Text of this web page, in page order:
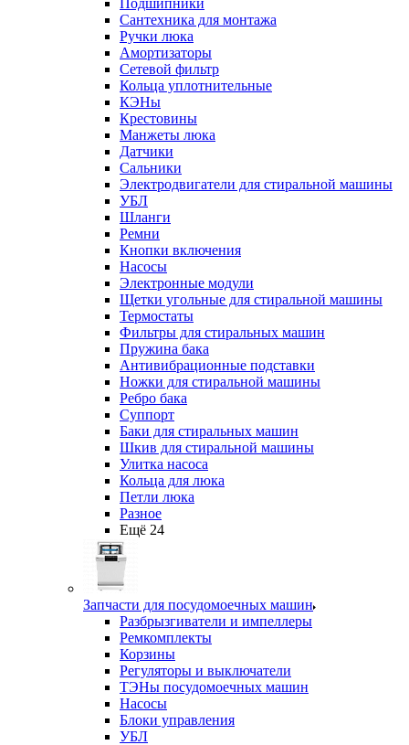
Подшипники
Сантехника для монтажа
Ручки люка
Амортизаторы
Сетевой фильтр
Кольца уплотнительные
КЭНы
Крестовины
Манжеты люка
Датчики
Сальники
Электродвигатели для стиральной машины
УБЛ
Шланги
Ремни
Кнопки включения
Насосы
Электронные модули
Щетки угольные для стиральной машины
Термостаты
Фильтры для стиральных машин
Пружина бака
Антивибрационные подставки
Ножки для стиральной машины
Ребро бака
Суппорт
Баки для стиральных машин
Шкив для стиральной машины
Улитка насоса
Кольца для люка
Петли люка
Разное
Ещё 24
Запчасти для посудомоечных машин
Разбрызгиватели и импеллеры
Ремкомплекты
Корзины
Регуляторы и выключатели
ТЭНы посудомоечных машин
Насосы
Блоки управления
УБЛ